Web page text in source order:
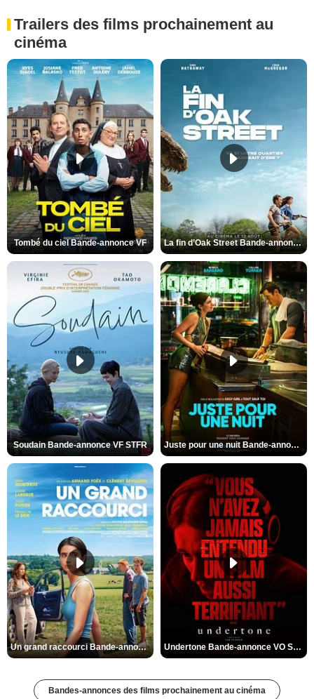
Trailers des films prochainement au
cinéma
Tombé du ciel Bande-annonce VF La fin d’Oak Street Bande-annonce VO STFR
Soudain Bande-annonce VF STFR Juste pour une nuit Bande-annonce VO STFR
Un grand raccourci Bande-annonce VF Undertone Bande-annonce VO STFR
Bandes-annonces des films prochainement au cinéma